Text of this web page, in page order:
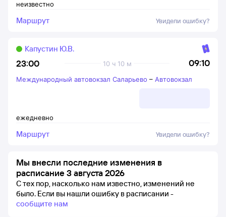
неизвестно
Маршрут Увидели ошибку?
23:00 09:10
10 ч 10 м
Капустин Ю.В.
ежедневно
Международный автовокзал Саларьево – Автовокзал
Маршрут Увидели ошибку?
Мы внесли последние изменения в
расписание 3 августа 2026
С тех пор, насколько нам известно, изменений не
было. Если вы нашли ошибку в расписании -
сообщите нам